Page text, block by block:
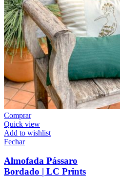
Comprar
Quick view
Add to wishlist
Fechar
Almofada Pássaro
Bordado | LC Prints